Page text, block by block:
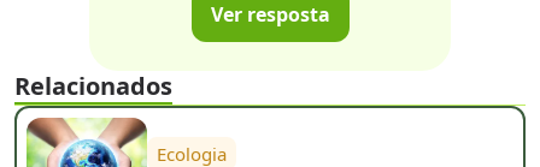
Ver resposta
Relacionados
Ecologia